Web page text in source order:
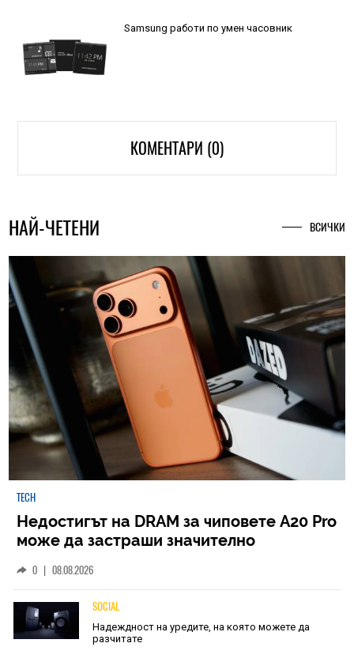
Samsung работи по умен часовник
КОМЕНТАРИ (0)
НАЙ-ЧЕТЕНИ ВСИЧКИ
TECH
Недостигът на DRAM за чиповете A20 Pro
може да застраши значително
0 | 08.08.2026
SOCIAL
Надеждност на уредите, на която можете да
разчитате